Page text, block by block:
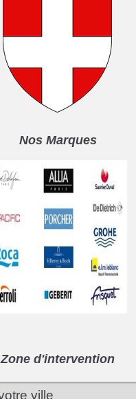
Nos Marques
Zone d'intervention